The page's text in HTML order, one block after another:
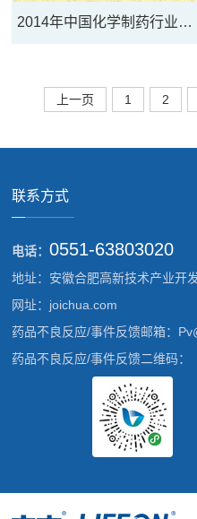
2014年中国化学制药行业降
上一页 1 2
联系方式
电话：0551-63803020
地址：安徽合肥高新技术产业开
网址：joichua.com
药品不良反应/事件反馈邮箱：
药品不良反应/事件反馈二维码：